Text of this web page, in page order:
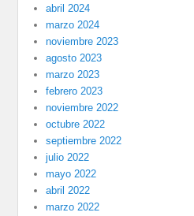
abril 2024
marzo 2024
noviembre 2023
agosto 2023
marzo 2023
febrero 2023
noviembre 2022
octubre 2022
septiembre 2022
julio 2022
mayo 2022
abril 2022
marzo 2022